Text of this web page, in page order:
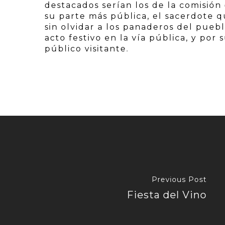
destacados serían los de la
su parte más pública, el sacerdote
sin olvidar a los panaderos del
acto festivo en la vía pública, y por
público visitante.
Previous Post
Fiesta del Vino